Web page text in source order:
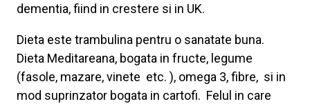
dementia, fiind in crestere si in UK.
Dieta este trambulina pentru o sanatate buna.
Dieta Meditareana, bogata in fructe, legume
(fasole, mazare, vinete etc. ), omega 3, fibre, si in
mod suprinzator bogata in cartofi. Felul in care